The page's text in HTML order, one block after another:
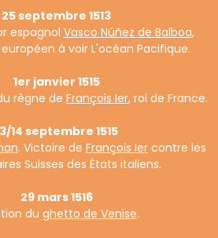
25 septembre 1513
espagnol Vasco Núñez de Balboa,
à voir L'océan Pacifique.
1er janvier 1515
règne de François Ier, roi de France.
14 septembre 1515
. Victoire de François Iercontre les
Suisses des États italiens.
29 mars 1516
du ghetto de Venise.